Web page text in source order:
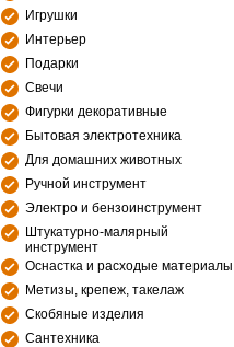
Игрушки
Интерьер
Подарки
Свечи
Фигурки декоративные
Бытовая электротехника
Для домашних животных
Ручной инструмент
Электро и бензоинструмент
Штукатурно-малярный
инструмент
Оснастка и расходые материалы
Метизы, крепеж, такелаж
Скобяные изделия
Сантехника